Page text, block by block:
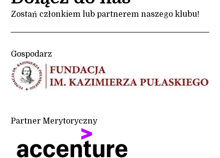
Zostań członkiem lub partnerem naszego klubu!
Gospodarz
Partner Merytoryczny